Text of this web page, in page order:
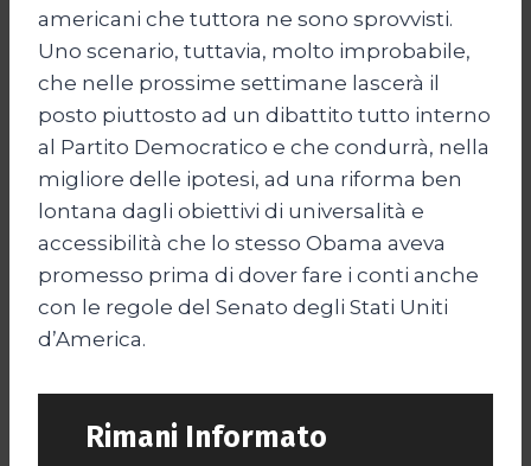
americani che tuttora ne sono sprovvisti.
Uno scenario, tuttavia, molto improbabile,
che nelle prossime settimane lascerà il
posto piuttosto ad un dibattito tutto interno
al Partito Democratico e che condurrà, nella
migliore delle ipotesi, ad una riforma ben
lontana dagli obiettivi di universalità e
accessibilità che lo stesso Obama aveva
promesso prima di dover fare i conti anche
con le regole del Senato degli Stati Uniti
d’America.
Rimani Informato